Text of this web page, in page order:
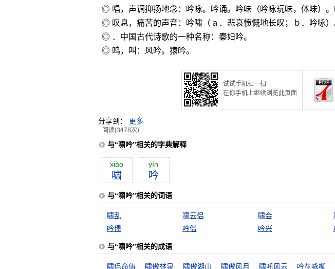
◎ 唱，声调抑扬地念：吟咏。吟诵。吟味（吟咏玩味，体味）。
◎ 叹息，痛苦的声音：吟啸（ａ．悲哀愤慨地长叹；ｂ．吟咏）
◎ ．中国古代诗歌的一种名称：秦妇吟。
◎ 鸣，叫：风吟。猿吟。
试试手机扫一扫
在你手机上继续浏览此页面
分享到： 更多
阅读(3478次)
与“啸吟”相关的字典解释
xiào
啸
yín
吟
与“啸吟”相关的词语
啸乱 啸云侣 啸会
吟债
吟僧 吟兴
与“啸吟”相关的成语
啸侣命俦 啸傲林泉 啸傲湖山 啸傲风月 啸吒风云 吟花咏柳